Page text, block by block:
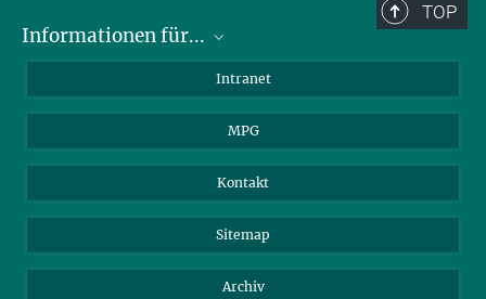
TOP
Informationen für...
Studenten
Journalisten
Intranet
MPG
Kontakt
Sitemap
Archiv